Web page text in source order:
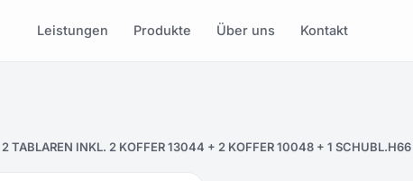
Leistungen Produkte Über uns Kontakt
TABLAREN INKL. 2 KOFFER 13044 + 2 KOFFER 10048 + 1 SCHUBL.H66